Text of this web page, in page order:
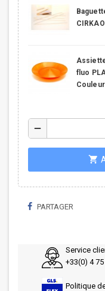
CIRKAO
fluo
remove
shopping_cart
PARTAGER
Service
+33(0) 4
Politique